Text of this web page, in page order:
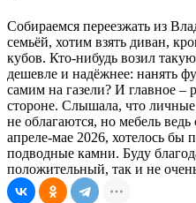
Собираемся переезжать из
семьёй, хотим взять диван,
кубов. Кто-нибудь возил
дешевле и надёжнее: нанять
самим на газели? И главное –
стороне. Слышала, что
не облагаются, но мебель
апреле-мае 2026, хотелось бы
подводные камни. Буду
положительный, так и не